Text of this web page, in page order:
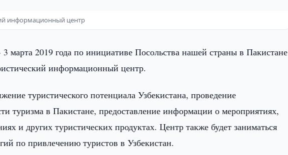
информационный центр
3 марта 2019 года по инициативе Посольства нашей страны в Пакистане
информационный центр.
туристического потенциала Узбекистана, проведение
туризма в Пакистане, предоставление информации о мероприятиях,
и других туристических продуктах. Центр также будет заниматься
по привлечению туристов в Узбекистан.